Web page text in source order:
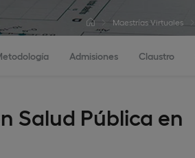
Maestrías Virtuales
Admisiones Claustro
Salud Pública en